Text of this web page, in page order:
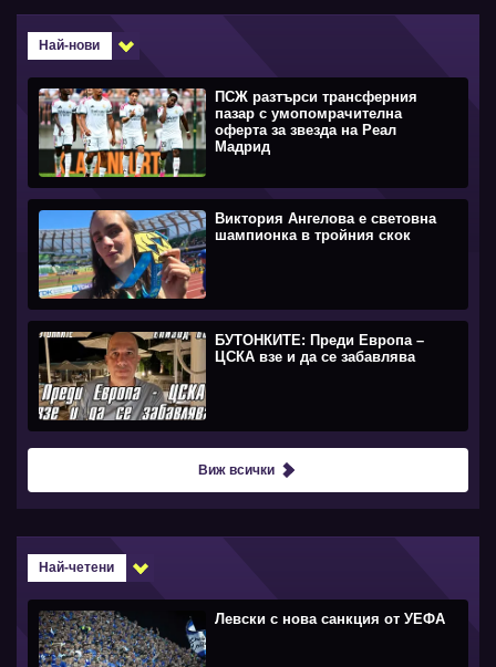
Най-нови
ПСЖ разтърси трансферния
пазар с умопомрачителна
оферта за звезда на Реал
Мадрид
Виктория Ангелова е световна
шампионка в тройния скок
БУТОНКИТЕ: Преди Европа –
ЦСКА взе и да се забавлява
Виж всички
Най-четени
Левски с нова санкция от УЕФА